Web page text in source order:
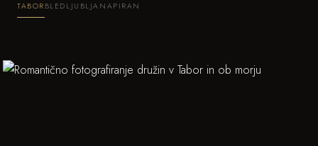
TABOR BLED LJUBLJANAPIRAN